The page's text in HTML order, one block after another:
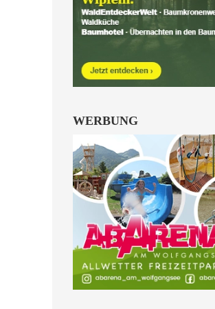
Kinder von 6
Jahren.
WERBUNG